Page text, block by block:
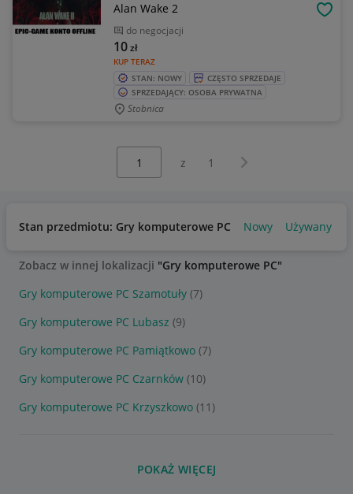
Alan Wake 2
do negocjacji
KUP TERAZ
10zł
STAN: NOWY
CZĘSTO SPRZEDAJE
SPRZEDAJĄCY: OSOBA PRYWATNA
Stobnica
z 1 Następna strona
Stan przedmiotu: Gry komputerowe PC Nowy Używany
Zobacz w innej lokalizacji "Gry komputerowe PC"
Gry komputerowe PC Szamotuły (7)
Gry komputerowe PC Lubasz (9)
Gry komputerowe PC Pamiątkowo (7)
Gry komputerowe PC Czarnków (10)
Gry komputerowe PC Krzyszkowo (11)
POKAŻ WIĘCEJ